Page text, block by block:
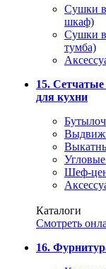
Сушки
шкаф)
Сушки
тумба)
15.
для кухни
Шеф-
Каталоги
Смотреть
16.